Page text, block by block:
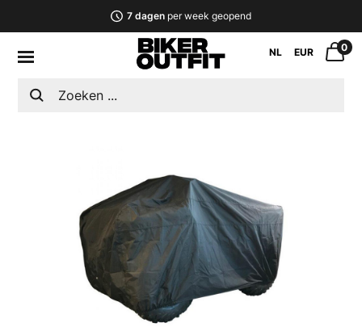
7 dagenper week geopend
NL EUR 0